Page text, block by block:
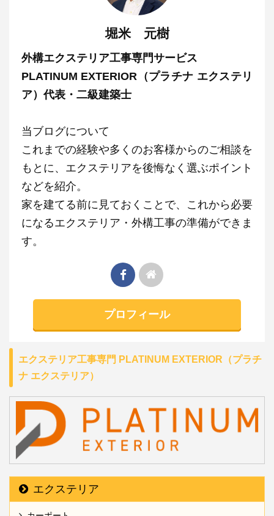
堀米 元樹
外構エクステリア工事専門サービス
PLATINUM EXTERIOR（プラチナ エクステリ
ア）代表・二級建築士
当ブログについて
これまでの経験や多くのお客様からのご相談を
もとに、エクステリアを後悔なく選ぶポイント
などを紹介。
家を建てる前に見ておくことで、これから必要
になるエクステリア・外構工事の準備ができま
す。
プロフィール
エクステリア工事専門 PLATINUM EXTERIOR（プラチ
ナ エクステリア）
エクステリア